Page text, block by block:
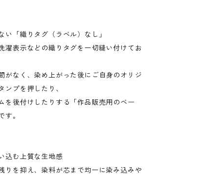
い「織りタグ（ラベル）なし」
濯表示などの織りタグを一切縫い付けてお
がなく、染め上がった後にご自身のオリジ
ンプを押したり、
を後付けしたりする「作品販売用のベー
す。
込む上質な生地感
りを抑え、染料が芯まで均一に染み込みや